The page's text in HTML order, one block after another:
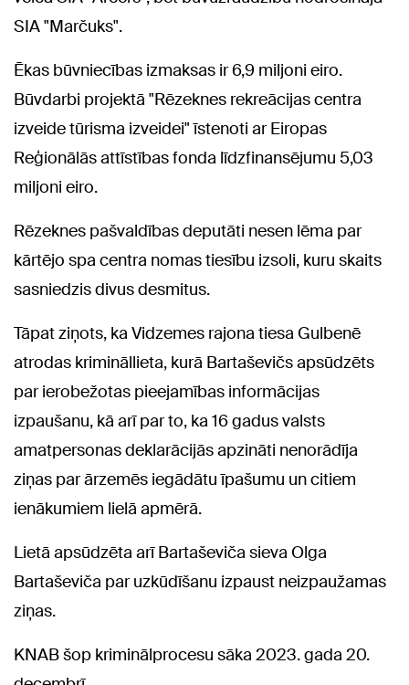
SIA "Marčuks".
Ēkas būvniecības izmaksas ir 6,9 miljoni eiro.
Būvdarbi projektā "Rēzeknes rekreācijas centra
izveide tūrisma izveidei" īstenoti ar Eiropas
Reģionālās attīstības fonda līdzfinansējumu 5,03
miljoni eiro.
Rēzeknes pašvaldības deputāti nesen lēma par
kārtējo spa centra nomas tiesību izsoli, kuru skaits
sasniedzis divus desmitus.
Tāpat ziņots, ka Vidzemes rajona tiesa Gulbenē
atrodas krimināllieta, kurā Bartaševičs apsūdzēts
par ierobežotas pieejamības informācijas
izpaušanu, kā arī par to, ka 16 gadus valsts
amatpersonas deklarācijās apzināti nenorādīja
ziņas par ārzemēs iegādātu īpašumu un citiem
ienākumiem lielā apmērā.
Lietā apsūdzēta arī Bartaševiča sieva Olga
Bartaševiča par uzkūdīšanu izpaust neizpaužamas
ziņas.
KNAB šop kriminālprocesu sāka 2023. gada 20.